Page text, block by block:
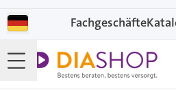
Fachgeschäfte